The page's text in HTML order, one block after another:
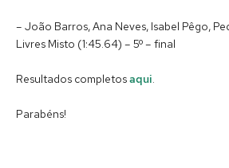
– João Barros, Ana Neves, Isabel Pêgo,
Livres Misto (1:45.64) – 5º – final
Resultados completosaqui.
Parabéns!